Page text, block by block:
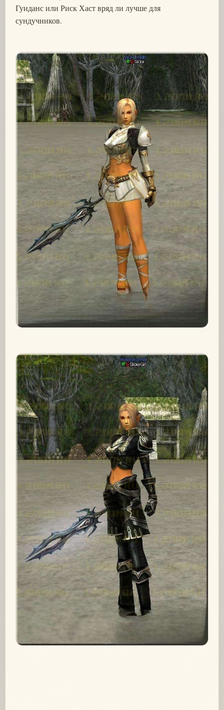
Гуиданс или Риск Хаст вряд ли лучше для
сундучников.